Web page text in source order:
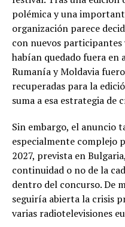
polémica y una
organización parece
con nuevos participantes
habían quedado fuera en
Rumanía y Moldavia
recuperadas para la
suma a esa estrategia de
Sin embargo, el anuncio
especialmente complejo
2027, prevista en
continuidad o no de la
dentro del concurso. De
seguiría abierta la crisis
varias radiotelevisiones